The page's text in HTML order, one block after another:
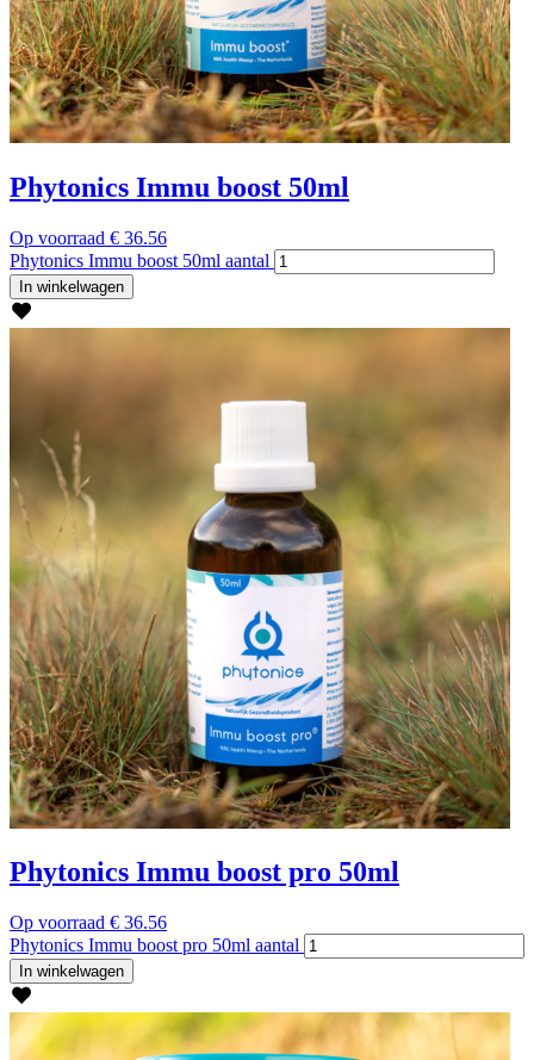
Phytonics Immu boost 50ml
Op voorraad € 36.56
Phytonics Immu boost 50ml aantal
In winkelwagen
Phytonics Immu boost pro 50ml
Op voorraad € 36.56
Phytonics Immu boost pro 50ml aantal
In winkelwagen